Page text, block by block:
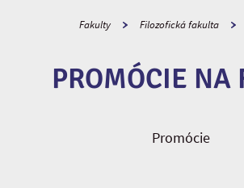
Fakulty Filozofická fakulta
PROMÓCIE NA
Promócie